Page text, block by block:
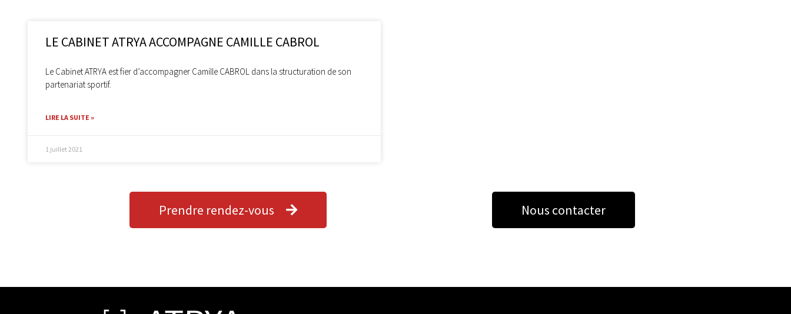
LE CABINET ATRYA ACCOMPAGNE CAMILLE CABROL
Le Cabinet ATRYA est fier d’accompagner Camille CABROL dans la structuration de son
partenariat sportif.
LIRE LA SUITE »
1 juillet 2021
Prendre rendez-vous Nous contacter